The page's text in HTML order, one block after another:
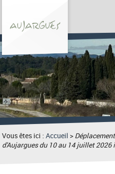
Vous êtes ici :Accueil >
d'Aujargues du 10 au 14 juillet 2026